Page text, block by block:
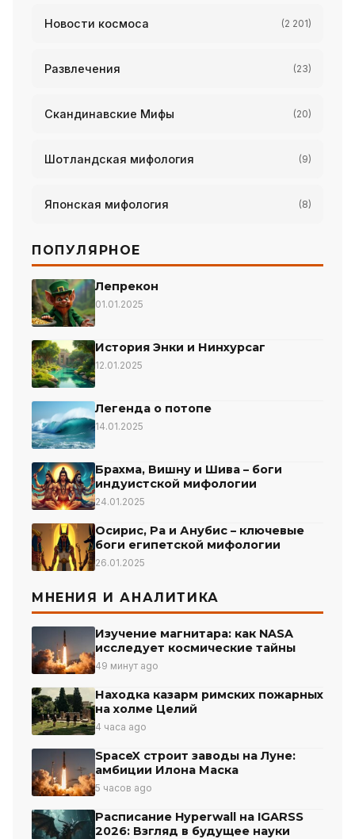
Новости космоса (2 201)
Развлечения (23)
Скандинавские Мифы (20)
Шотландская мифология (9)
Японская мифология (8)
ПОПУЛЯРНОЕ
Лепрекон
01.01.2025
История Энки и Нинхурсаг
12.01.2025
Легенда о потопе
14.01.2025
Брахма, Вишну и Шива – боги
индуистской мифологии
24.01.2025
Осирис, Ра и Анубис – ключевые
боги египетской мифологии
26.01.2025
МНЕНИЯ И АНАЛИТИКА
Изучение магнитара: как NASA
исследует космические тайны
49 минут ago
Находка казарм римских пожарных
на холме Целий
4 часа ago
SpaceX строит заводы на Луне:
амбиции Илона Маска
5 часов ago
Расписание Hyperwall на IGARSS
2026: Взгляд в будущее науки